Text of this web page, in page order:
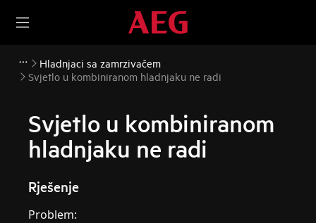
Hladnjaci sa zamrzivačem
Svjetlo u kombiniranom hladnjaku ne radi
Svjetlo u kombiniranom
hladnjaku ne radi
Rješenje
Problem: